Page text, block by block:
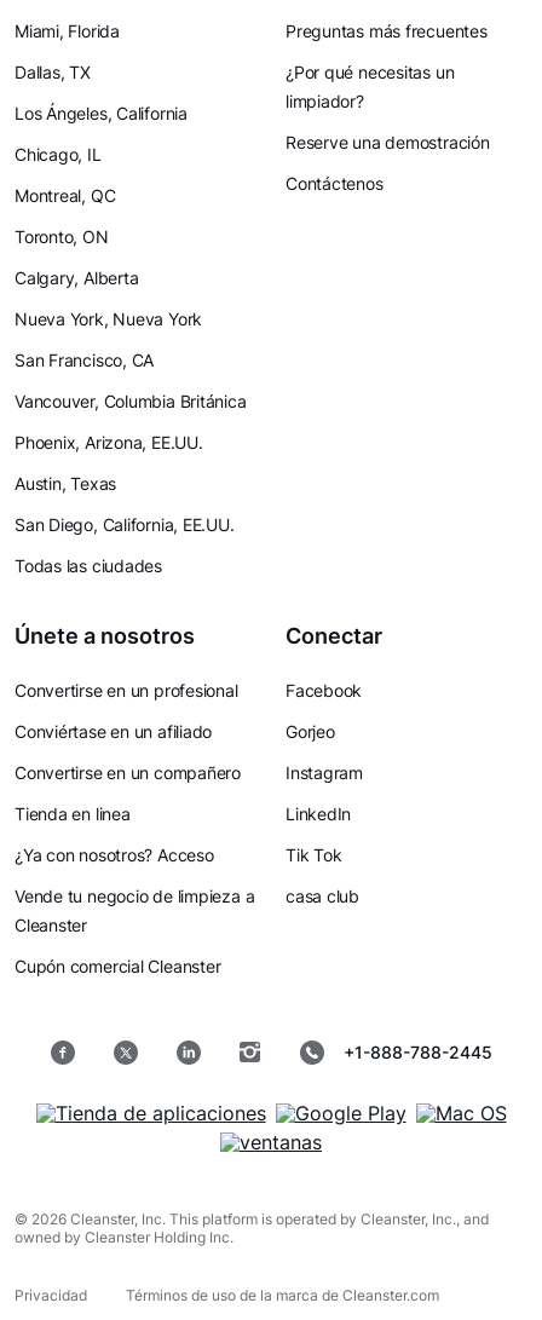
Miami, Florida
Dallas, TX
Los Ángeles, California
Chicago, IL
Montreal, QC
Toronto, ON
Calgary, Alberta
Nueva York, Nueva York
San Francisco, CA
Vancouver, Columbia Británica
Phoenix, Arizona, EE.UU.
Austin, Texas
San Diego, California, EE.UU.
Todas las ciudades
Preguntas más frecuentes
¿Por qué necesitas un
limpiador?
Reserve una demostración
Contáctenos
Únete a nosotros
Convertirse en un profesional
Conviértase en un afiliado
Convertirse en un compañero
Tienda en linea
¿Ya con nosotros? Acceso
Vende tu negocio de limpieza a
Cleanster
Cupón comercial Cleanster
Conectar
Facebook
Gorjeo
Instagram
LinkedIn
Tik Tok
casa club
+1-888-788-2445
© 2026 Cleanster, Inc. This platform is operated by Cleanster, Inc., and
owned by Cleanster Holding Inc.
Privacidad Términos de uso de la marca de Cleanster.com